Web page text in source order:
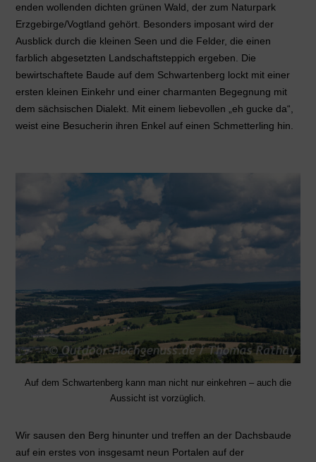
enden wollenden dichten grünen Wald, der zum Naturpark
Erzgebirge/Vogtland gehört. Besonders imposant wird der
Ausblick durch die kleinen Seen und die Felder, die einen
farblich abgesetzten Landschaftsteppich ergeben. Die
bewirtschaftete Baude auf dem Schwartenberg lockt mit einer
ersten kleinen Einkehr und einer charmanten Begegnung mit
dem sächsischen Dialekt. Mit einem liebevollen „eh gucke da“,
weist eine Besucherin ihren Enkel auf einen Schmetterling hin.
Auf dem Schwartenberg kann man nicht nur einkehren – auch die
Aussicht ist vorzüglich.
Wir sausen den Berg hinunter und treffen an der Dachsbaude
auf ein erstes von insgesamt neun Portalen auf der